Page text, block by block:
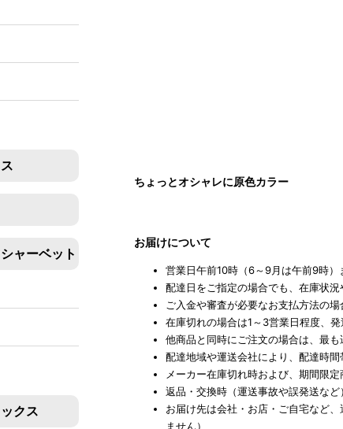
ャーベット
クス
ちょっとオシャレに原色カラー
お届けについて
営業日午前10時（6～9月は午前9時）
配達日をご指定の場合でも、在庫状
ご入金や審査が必要なお支払方法の
在庫切れの場合は1～3営業日程度、
他商品と同時にご注文の場合は、最
配達地域や運送会社により、配達時
メーカー在庫切れ時および、期間限
返品・交換時（運送事故や誤発送な
お届け先は会社・お店・ご自宅など
ません）